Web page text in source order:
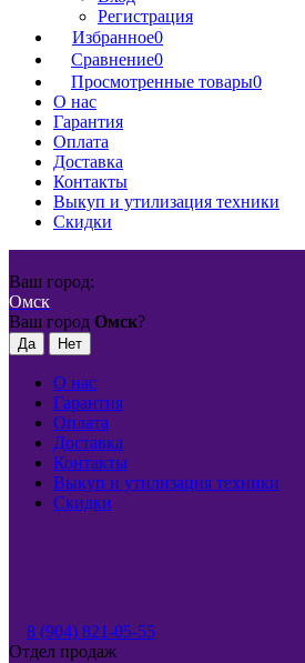
Регистрация
Избранное0
Сравнение0
Просмотренные товары0
О нас
Гарантия
Оплата
Доставка
Контакты
Выкуп и утилизация техники
Скидки
Ваш город:
Омск
Ваш город Омск?
О нас
Гарантия
Оплата
Доставка
Контакты
Выкуп и утилизация техники
Скидки
8 (904) 821-05-55
Отдел продаж